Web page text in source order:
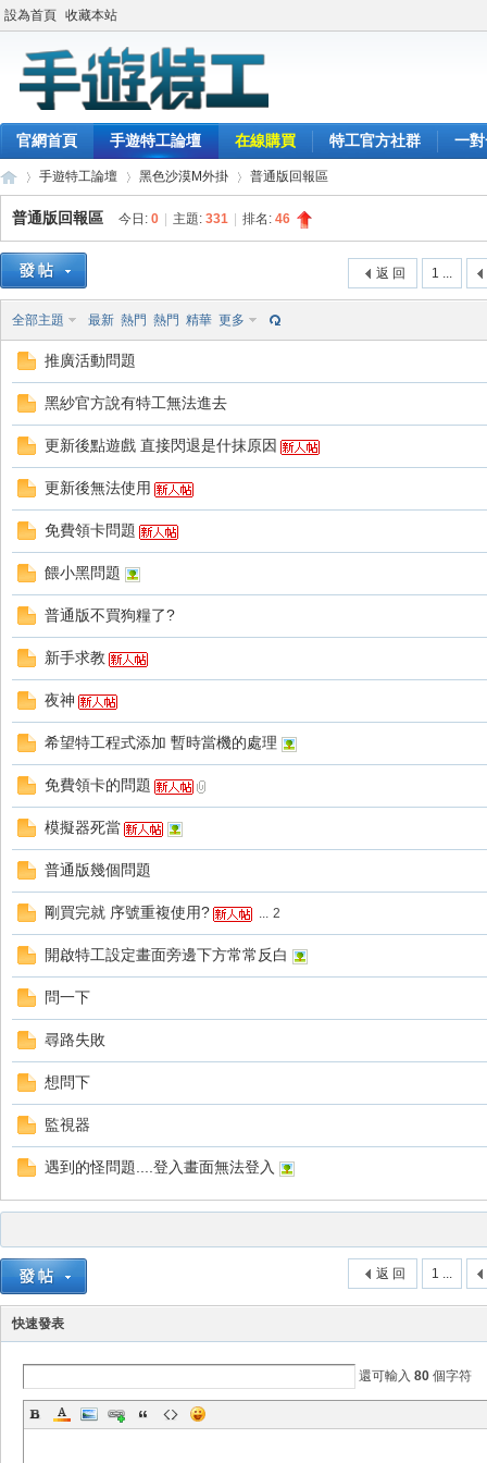
設為首頁 收藏本站
官網首頁 手遊特工論壇 在線購買 特工官方社群 一
»
手遊特工論壇 黑色沙漠M外掛 普通版回報區
普通版回報區 今日: 0 主題: 331 排名: 46
1 ...
返 回
全部主題 最新 熱門 熱門 精華 更多
推廣活動問題
黑紗官方說有特工無法進去
更新後點遊戲 直接閃退是什抹原因
更新後無法使用
免費領卡問題
餵小黑問題
普通版不買狗糧了?
新手求教
夜神
希望特工程式添加 暫時當機的處理
免費領卡的問題
模擬器死當
普通版幾個問題
剛買完就 序號重複使用? ... 2
開啟特工設定畫面旁邊下方常常反白
問一下
尋路失敗
想問下
監視器
遇到的怪問題....登入畫面無法登入
1 ...
返 回
快速發表
還可輸入 80 個字符